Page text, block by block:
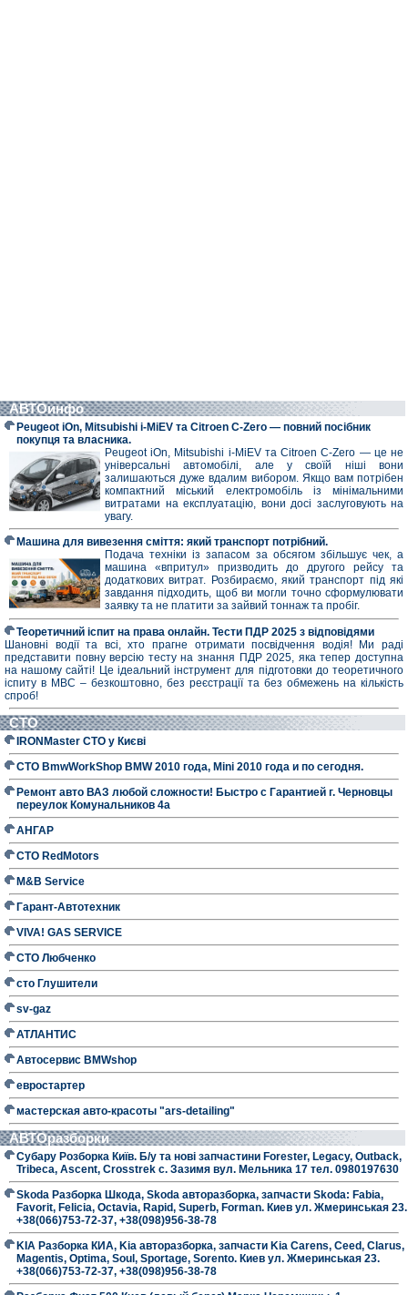
АВТОинфо
Peugeot iOn, Mitsubishi i-MiEV та Citroen C-Zero — повний посібник
покупця та власника.
Peugeot iOn, Mitsubishi i-MiEV та Citroen C-Zero — це не
універсальні автомобілі, але у своїй ніші вони
залишаються дуже вдалим вибором. Якщо вам потрібен
компактний міський електромобіль із мінімальними
витратами на експлуатацію, вони досі заслуговують на
увагу.
Машина для вивезення сміття: який транспорт потрібний.
Подача техніки із запасом за обсягом збільшує чек, а
машина «впритул» призводить до другого рейсу та
додаткових витрат. Розбираємо, який транспорт під які
завдання підходить, щоб ви могли точно сформулювати
заявку та не платити за зайвий тоннаж та пробіг.
Теоретичний іспит на права онлайн. Тести ПДР 2025 з відповідями
Шановні водії та всі, хто прагне отримати посвідчення водія! Ми раді
представити повну версію тесту на знання ПДР 2025, яка тепер доступна
на нашому сайті! Це ідеальний інструмент для підготовки до теоретичного
іспиту в МВС – безкоштовно, без реєстрації та без обмежень на кількість
спроб!
СТО
IRONMaster СТО у Києві
СТО BmwWorkShop BMW 2010 года, Mini 2010 года и по сегодня.
Ремонт авто ВАЗ любой сложности! Быстро с Гарантией г. Черновцы
переулок Комунальников 4а
АНГАР
СТО RedMotors
M&B Service
Гарант-Автотехник
VIVA! GAS SERVICE
СТО Любченко
сто Глушители
sv-gaz
АТЛАНТИС
Автосервис BMWshop
евростартер
мастерская авто-красоты "ars-detailing"
АВТОразборки
Субару Розборка Київ. Б/у та нові запчастини Forester, Legacy, Outback,
Tribeca, Ascent, Crosstrek с. Зазимя вул. Мельника 17 тел. 0980197630
Skoda Разборка Шкода, Skoda авторазборка, запчасти Skoda: Fabia,
Favorit, Felicia, Octavia, Rapid, Superb, Forman. Киев ул. Жмеринськая 23.
+38(066)753-72-37, +38(098)956-38-78
KIA Разборка КИА, Kia авторазборка, запчасти Kia Carens, Ceed, Clarus,
Magentis, Optima, Soul, Sportage, Sorento. Киев ул. Жмеринськая 23.
+38(066)753-72-37, +38(098)956-38-78